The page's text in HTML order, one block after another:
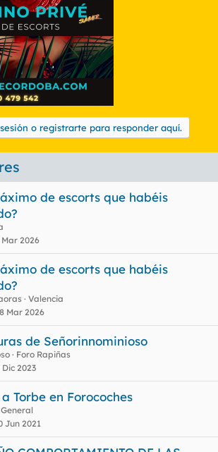
o registrarte para responder aquí.
de escorts que habéis
Mar 2026
de escorts que habéis
Valencia
Mar 2026
de Señorinnominioso
Foro Rapiñas
Dic 2023
Torbe en Forocoches
Jun 2021